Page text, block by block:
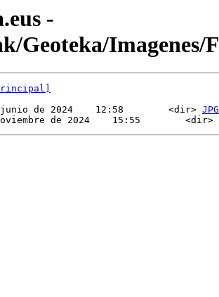
-
Geoteka/Imagenes/
junio de 2024    12:58        <dir> JPG
de 2024    15:55        <dir>